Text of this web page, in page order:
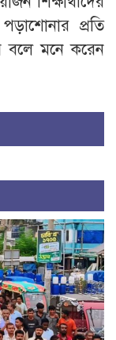
প্রতি
বলে মনে করেন